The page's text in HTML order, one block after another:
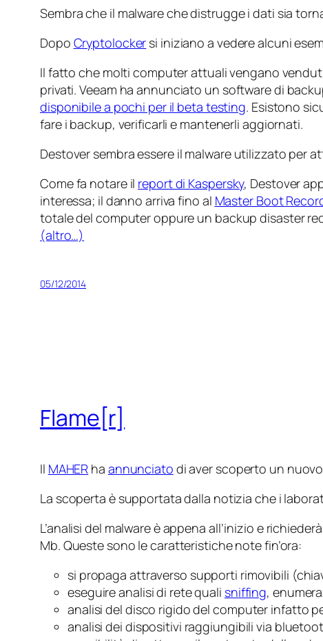
Sembra che il malware che distrugge i dati sia
Dopo Cryptolocker si iniziano a vedere alcuni
Il fatto che molti computer attuali vengano
privati. Veeam ha annunciato un software di
disponibile a pochi per il beta testing. Esistono
fare i backup, verificarli e mantenerli aggiornati.
Destover sembra essere il malware utilizzato per
Come fa notare il report di Kaspersky, Destover
interessa; il danno arriva fino al Master Boot
totale del computer oppure un backupdisaster
(altro…)
05/12/2014
Flame[r]
Il MAHER ha annunciato di aver scoperto un
La scoperta è supportata dalla notizia che i
L’analisi del malware è appena all’inizio e
Mb. Queste sono le caratteristiche note fin’ora:
si propaga attraverso supporti rimovibili
eseguire analisi di rete quali sniffing,
analisi del disco rigido del computer infatto
analisi dei dispositivi raggiungibili via